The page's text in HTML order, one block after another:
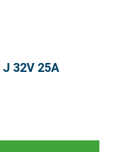
32V 25A